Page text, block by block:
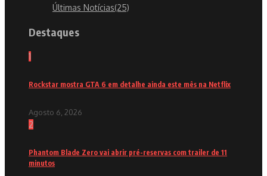
Últimas Notícias(25)
Destaques
1
Rockstar mostra GTA 6 em detalhe ainda este mês na Netflix
Agosto 6, 2026
2
Phantom Blade Zero vai abrir pré-reservas com trailer de 11
minutos